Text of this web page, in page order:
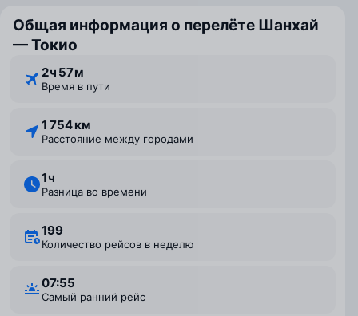
Общая информация о перелёте Шанхай
— Токио
2 ⁠ч 57 ⁠м
Время в пути
1 754 км
Расстояние между городами
1 ⁠ч
Разница во времени
199
Количество рейсов в неделю
07:55
Самый ранний рейс